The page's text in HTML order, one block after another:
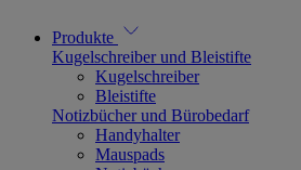
Produkte
Kugelschreiber und Bleistifte
Kugelschreiber
Bleistifte
Notizbücher und Bürobedarf
Handyhalter
Mauspads